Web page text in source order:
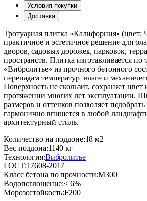
Условия покупки
Доставка
Тротуарная плитка «Калифорния» (цвет:
практичное и эстетичное решение для
дворов, садовых дорожек, парковок,
пространств. Плитка изготавливается по
«Вибролитье» из прочного бетонного
перепадам температур, влаге и
Поверхность не скользит, сохраняет
протяжении многих лет эксплуатации.
размеров и оттенков позволяет
гармонично впишется в любой
архитектурный стиль.
Количество на поддоне:18 м2
Вес поддона:1140 кг
Технология:Вибролитье
ГОСТ:17608-2017
Класс бетона по прочности:М300
Водопоглощение:≤ 6%
Морозостойкость:F200